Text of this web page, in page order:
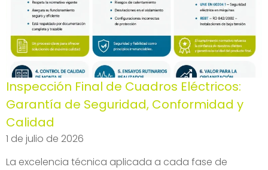
Inspección Final de Cuadros Eléctricos:
Garantía de Seguridad, Conformidad y
Calidad
1 de julio de 2026
La excelencia técnica aplicada a cada fase de